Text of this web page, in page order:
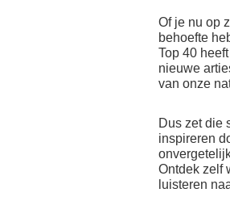
Of je nu op
behoefte
Top 40
nieuwe
van onze
Dus zet die
inspireren
Ontdek zelf
luisteren